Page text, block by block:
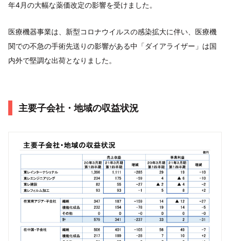
年4月の大幅な薬価改定の影響を受けました。
医療機器事業は、新型コロナウイルスの感染拡大に伴い、医療機
関での不急の手術先送りの影響がある中「ダイアライザー」は国
内外で堅調な出荷となりました。
主要子会社・地域の収益状況